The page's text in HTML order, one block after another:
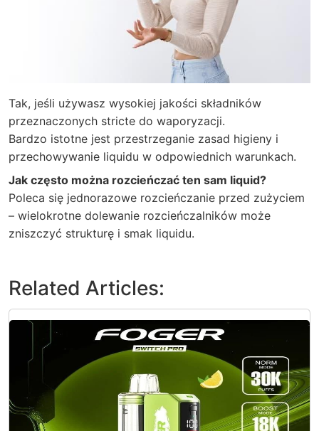
Tak, jeśli używasz wysokiej jakości składników
przeznaczonych stricte do waporyzacji.
Bardzo istotne jest przestrzeganie zasad higieny i
przechowywanie liquidu w odpowiednich warunkach.
Jak często można rozcieńczać ten sam liquid?
Poleca się jednorazowe rozcieńczanie przed zużyciem
– wielokrotne dolewanie rozcieńczalników może
zniszczyć strukturę i smak liquidu.
Related Articles: